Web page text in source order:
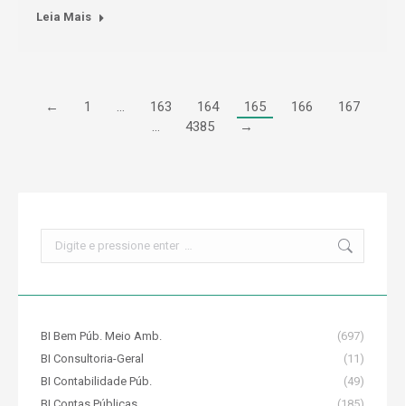
Leia Mais
← 1 … 163 164 165 166
167
…
4385 →
BI Bem Púb. Meio Amb.
(697)
BI Consultoria-Geral
(11)
BI Contabilidade Púb.
(49)